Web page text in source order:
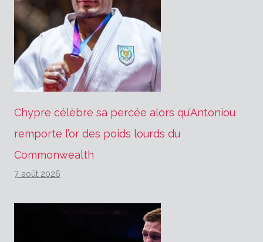
Chypre célèbre sa percée alors qu’Antoniou
remporte l’or des poids lourds du
Commonwealth
7 août 2026